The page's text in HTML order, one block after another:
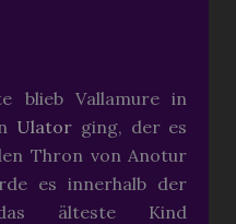
blieb Vallamure in
Ulatorging, der es
Thron von Anotur
es innerhalb der
älteste Kind